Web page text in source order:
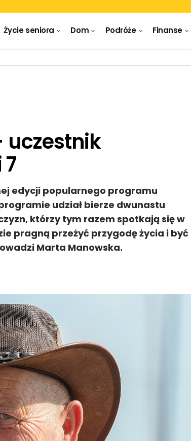
Życie seniora Dom Podróże Finanse
uczestnik
edycji popularnego programu
udział bierze dwunastu
którzy tym razem spotkają się w
pragną przeżyć przygodę życia i być
Marta Manowska.